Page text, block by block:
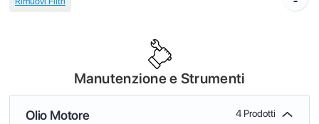
Manutenzione e Strumenti
Olio Motore 4 Prodotti